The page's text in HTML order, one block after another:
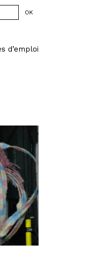
OK
d’emploi